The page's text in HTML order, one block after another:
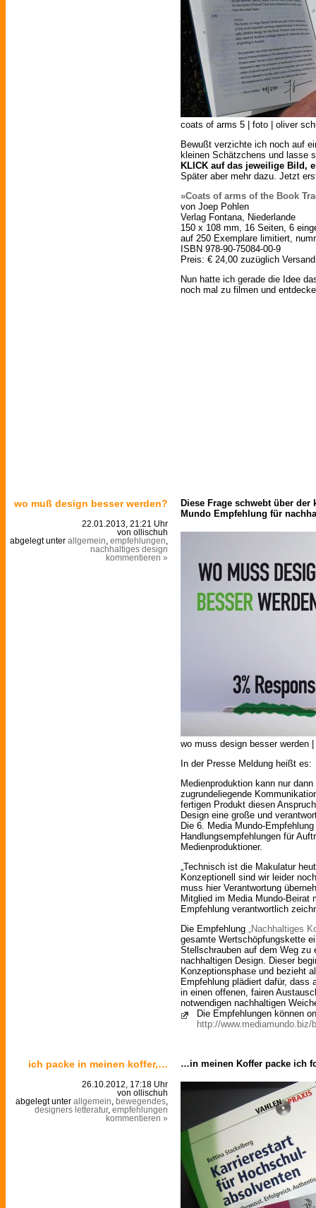
coats of arms 5 | foto | oliver
Bewußt verzichte ich noch auf
kleinen Schätzchens und lasse
KLICK auf das jeweilige Bild,
Später aber mehr dazu. Jetzt
»Coats of arms of the Book
von Joep Pohlen
Verlag Fontana, Niederlande
150 x 108 mm, 16 Seiten, 6
auf 250 Exemplare limitiert,
ISBN 978-90-75084-00-9
Preis: € 24,00 zuzüglich Versand
Nun hatte ich gerade die Idee
noch mal zu filmen und
wo muß design besser werden?
22.01.2013, 21:21 Uhr
von ollischuh
abgelegt unter allgemein empfehlungen
nachhaltiges design
kommentieren »
Diese Frage schwebt über
Mundo Empfehlung für
wo muss design besser werden
In der Presse Meldung heißt es:
Medienproduktion kann nur
zugrundeliegende
fertigen Produkt diesen
Design eine große und
Die 6. Media Mundo-
Handlungsempfehlungen für
Medienproduktioner.
„Technisch ist die Makulatur
Konzeptionell sind wir leider
muss hier Verantwortung
Mitglied im Media Mundo-Beirat
Empfehlung verantwortlich
Die Empfehlung „Nachhaltiges
gesamte Wertschöpfungskette
Stellschrauben auf dem Weg zu
nachhaltigen Design. Dieser
Konzeptionsphase und bezieht
Empfehlung plädiert dafür, dass
in einen offenen, fairen
notwendigen nachhaltigen
Die Empfehlungen können
http://www.mediamundo.biz/
ich packe in meinen koffer,…
26.10.2012, 17:18 Uhr
von ollischuh
abgelegt unter allgemein bewegendes
designers letteratur, empfehlungen
kommentieren »
…in meinen Koffer packe ich